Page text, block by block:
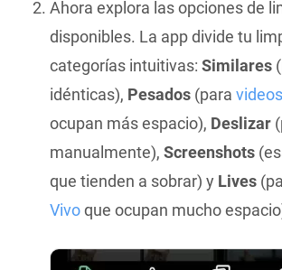
Ahora explora las opciones de
disponibles. La app divide tu
categorías intuitivas: Similares
idénticas), Pesados (para
ocupan más espacio), Deslizar
manualmente), Screenshots
que tienden a sobrar) y Lives
Vivoque ocupan mucho